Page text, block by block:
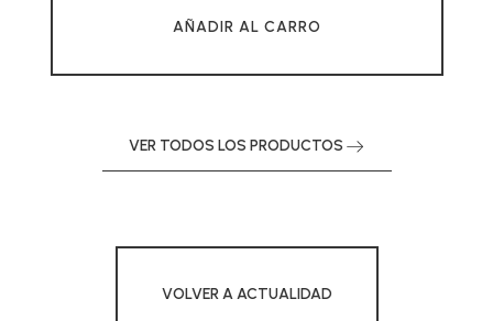
AÑADIR AL CARRO
VER TODOS LOS PRODUCTOS
VOLVER A ACTUALIDAD